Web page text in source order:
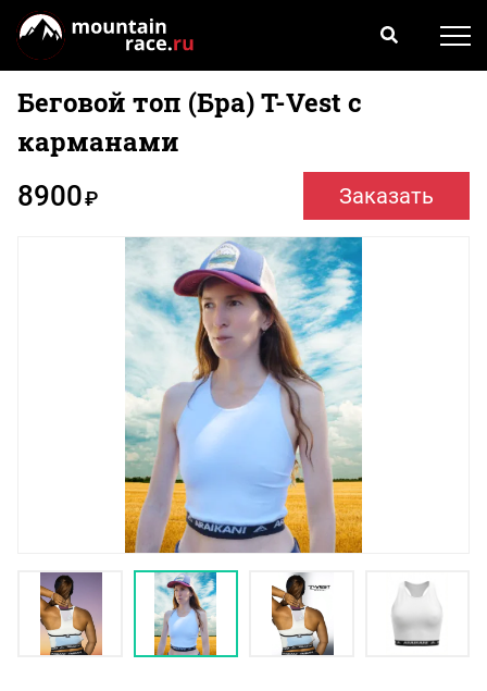
Беговой топ (Бра) T-Vest c
карманами
8900₽ Заказать